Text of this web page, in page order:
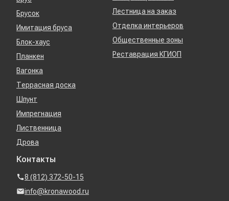
Брусок
Имитация бруса
Блок-хаус
Планкен
Вагонка
Террасная доска
Шпунт
Импрегнация
Лиственница
Дрова
Лестница на заказ
Отделка интерьеров
Общественные зоны
Реставрация КГИОП
Контакты
8 (812) 372-50-15
info@kronawood.ru